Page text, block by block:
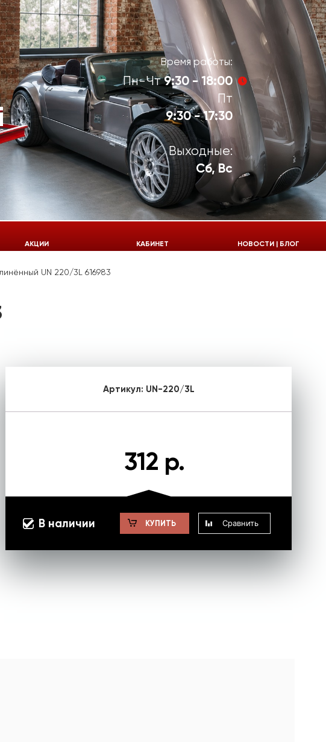
Время работы:
Пн-Чт9:30 - 18:00
Пт
9:30 - 17:30
Выходные:
Сб, Вс
924-55-33
АКЦИИ КАБИНЕТ НОВОСТИ | БЛОГ
UN 220/3L 616983
Артикул: UN-220/3L
312 р.
В наличии КУПИТЬ Сравнить